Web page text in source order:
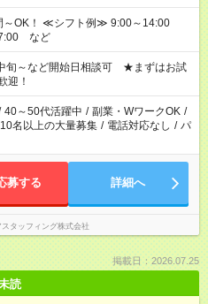
9:00～14:00
など
旬～など開始日相談可 ★まずはお試
迎！
40～50代活躍中 / 副業・WワークOK /
10名以上の大量募集 / 電話対応なし / パ
募する 詳細へ
スタッフィング株式会社
掲載日：2026.07.25
読